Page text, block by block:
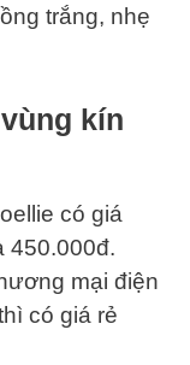
trắng, nhẹ
kín
có giá
450.000đ.
mại điện
có giá rẻ